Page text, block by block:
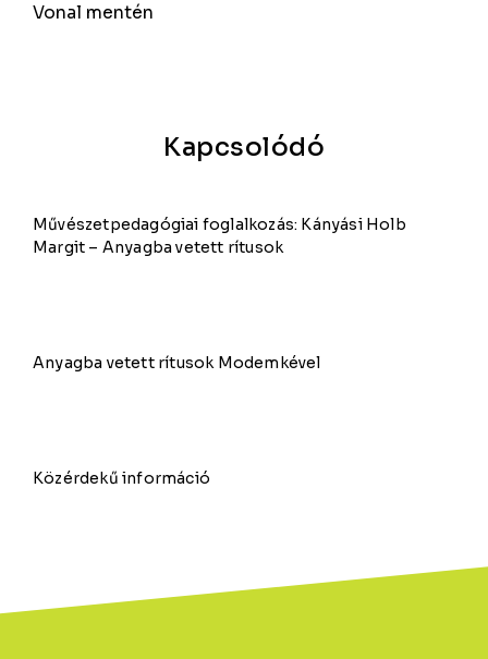
Vonal mentén
Kapcsolódó
Művészetpedagógiai foglalkozás: Kányási Holb
Margit – Anyagba vetett rítusok
Anyagba vetett rítusok Modemkével
Közérdekű információ